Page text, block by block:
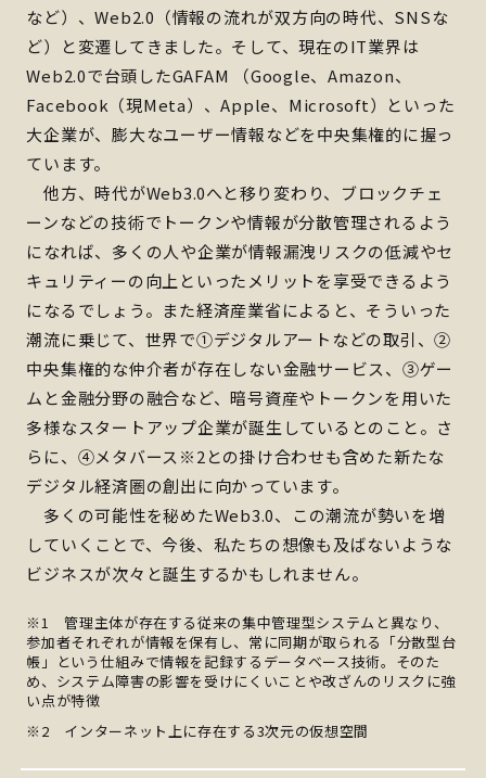
など）、Web2.0（情報の流れが双方向の時代、SNSな
ど）と変遷してきました。そして、現在のIT業界は
Web2.0で台頭したGAFAM （Google、Amazon、
Facebook（現Meta）、Apple、Microsoft）といった
大企業が、膨大なユーザー情報などを中央集権的に握っ
ています。
他方、時代がWeb3.0へと移り変わり、ブロックチェ
ーンなどの技術でトークンや情報が分散管理されるよう
になれば、多くの人や企業が情報漏洩リスクの低減やセ
キュリティーの向上といったメリットを享受できるよう
になるでしょう。また経済産業省によると、そういった
潮流に乗じて、世界で①デジタルアートなどの取引、②
中央集権的な仲介者が存在しない金融サービス、③ゲー
ムと金融分野の融合など、暗号資産やトークンを用いた
多様なスタートアップ企業が誕生しているとのこと。さ
らに、④メタバース ※2 との掛け合わせも含めた新たな
デジタル経済圏の創出に向かっています。
多くの可能性を秘めたWeb3.0、この潮流が勢いを増
していくことで、今後、私たちの想像も及ばないような
ビジネスが次々と誕生するかもしれません。
※1 管理主体が存在する従来の集中管理型システムと異なり、
参加者それぞれが情報を保有し、常に同期が取られる「分散型台
帳」という仕組みで情報を記録するデータベース技術。そのた
め、システム障害の影響を受けにくいことや改ざんのリスクに強
い点が特徴
※2 インターネット上に存在する3次元の仮想空間